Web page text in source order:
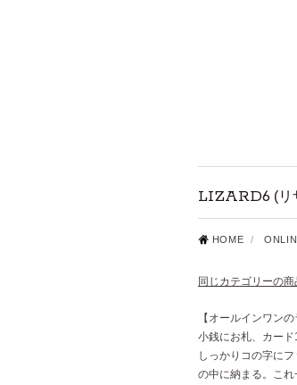
LIZARD6 (リ
HOME /
同じカテゴリーの商
【オールインワン
小銭にお札、カー
しっかりコの字に
の中に納まる。こ